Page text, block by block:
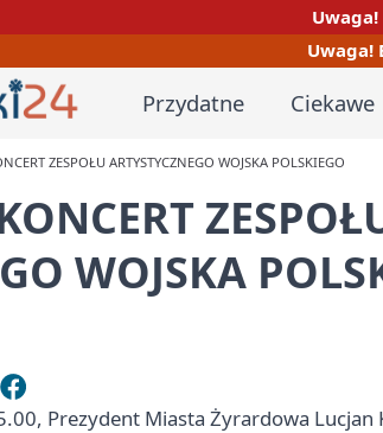
Uwaga!
Uwaga!
Przydatne Ciekawe
ZESPOŁU ARTYSTYCZNEGO WOJSKA POLSKIEGO
WOJSKA
Prezydent Miasta Żyrardowa Lucjan